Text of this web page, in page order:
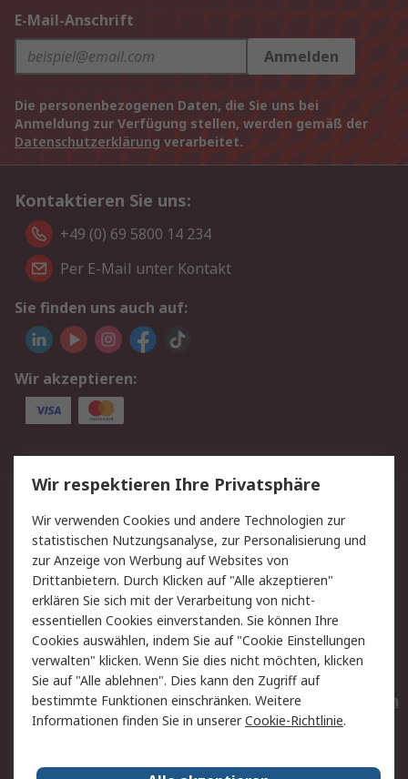
E-Mail-Anschrift
Anmelden
Die personenbezogenen Daten, die Sie uns bei
Anmeldung zur Verfügung stellen, werden gemäß der
Datenschutzerklärung verarbeitet.
Kontaktieren Sie uns:
+49 (0) 69 5800 14 234
Per E-Mail unter Kontakt
Sie finden uns auch auf:
Wir akzeptieren:
Service
Value Added Services
Lieferlösungen
Rücksendungen
Kontakt
Hilfe
Privatkunden
Rechtliches
AGB
Datenschutz
Cookie-Richtlinie
Zahlungsbedingungen
Copyright/Impressum
Entsorgung
Elektrogeräte/Batterien
Wir respektieren Ihre Privatsphäre
Wir verwenden Cookies und andere Technologien zur
statistischen Nutzungsanalyse, zur Personalisierung und
zur Anzeige von Werbung auf Websites von
Drittanbietern. Durch Klicken auf "Alle akzeptieren"
erklären Sie sich mit der Verarbeitung von nicht-
essentiellen Cookies einverstanden. Sie können Ihre
Cookies auswählen, indem Sie auf "Cookie Einstellungen
verwalten" klicken. Wenn Sie dies nicht möchten, klicken
Sie auf "Alle ablehnen". Dies kann den Zugriff auf
bestimmte Funktionen einschränken. Weitere
Informationen finden Sie in unsererCookie-Richtlinie.